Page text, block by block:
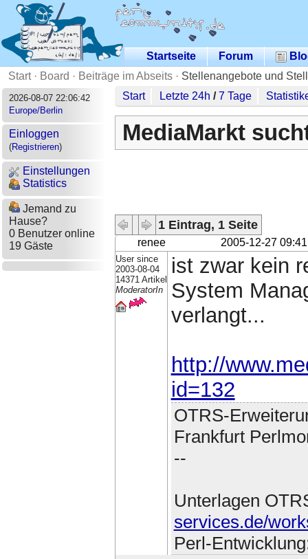
Startseite Forum
Start· Board · Beiträge im Abseits · Stellenangebote und
2026-08-07 22:06:42
Europe/Berlin
Einloggen
(Registrieren)
Einstellungen
Statistics
Jemand zu
Hause?
0 Benutzer online
19 Gäste
Start Letzte 24h /7 Tage
MediaMarkt
1 Eintrag, 1 Seite
renee 2005-12-27 09:41
User since
2003-08-04
14371 Artikel
ModeratorIn
ist zwar kein
System
verlangt...
http://
id=132
OTRS-
Frankfurt
--
Unterlagen
services.de/
Perl-